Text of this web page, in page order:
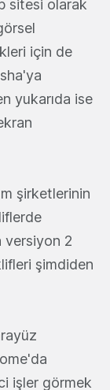
sitesi olarak
için de
yukarıda ise
şirketlerinin
versiyon 2
şimdiden
işler görmek